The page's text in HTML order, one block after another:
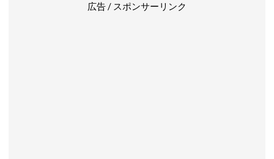
広告 / スポンサーリンク